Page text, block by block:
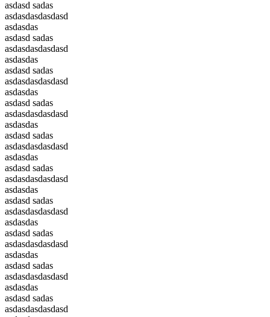
asdasd sadas
asdasdasdasdasd
asdasdas
asdasd sadas
asdasdasdasdasd
asdasdas
asdasd sadas
asdasdasdasdasd
asdasdas
asdasd sadas
asdasdasdasdasd
asdasdas
asdasd sadas
asdasdasdasdasd
asdasdas
asdasd sadas
asdasdasdasdasd
asdasdas
asdasd sadas
asdasdasdasdasd
asdasdas
asdasd sadas
asdasdasdasdasd
asdasdas
asdasd sadas
asdasdasdasdasd
asdasdas
asdasd sadas
asdasdasdasdasd